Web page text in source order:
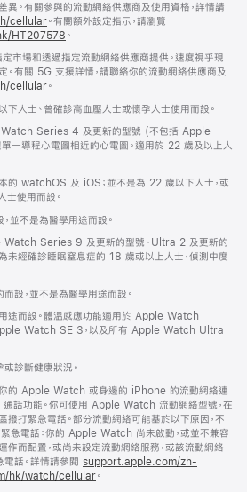
異。有關參與的流動網絡供應商及使用資格，詳情請
cellular。有關額外設定指示，請瀏覽
HT207578 (以
視
窗
啟)
。
市場和透過指定流動網絡供應商提供。速度視乎現
。有關 5G 支援詳情，請聯絡你的流動網絡供應商及
cellular。
人士、曾確診高血壓人士或懷孕人士使用而設。
Series 4 及更新的型號 (不包括 Apple
一導程心電圖相近的心電圖。適用於 22 歲及以上人
的 watchOS 及 iOS；並不是為 22 歲以下人士，或
使用而設。
並不是為醫學用途而設。
Watch Series 9 及更新的型號、Ultra 2 及更新的
未經確診睡眠窒息症的 18 歲或以上人士，偵測中度
設，並不是為醫學用途而設。
途而設。體溫感應功能適用於 Apple Watch
Watch SE 3，以及所有 Apple Watch Ultra
診斷健康狀況。
的 Apple Watch 或身邊的 iPhone 的流動網絡連
話功能。你可使用 Apple Watch 流動網絡型號，在
撥打緊急電話。部分流動網絡可能基於以下原因，不
電話：你的 Apple Watch 尚未啟動，或並不兼容
作而配置，或尚未設定流動網絡服務，或該流動網絡
話。詳情請參閱 support.apple.com/zh-
hk/watch/cellular。